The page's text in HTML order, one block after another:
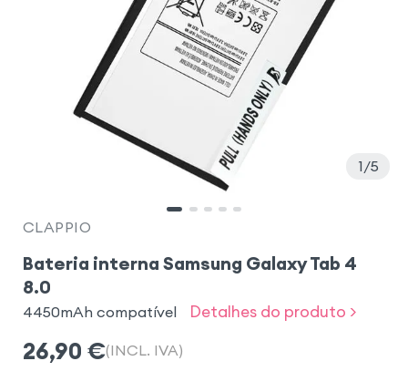
1 5
CLAPPIO
Bateria interna Samsung Galaxy Tab 4
8.0
4450mAh compatível Detalhes do produto >
26,90 €(INCL. IVA)